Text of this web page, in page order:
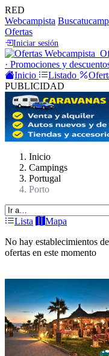
RED
Webcampista
Ofertas
Iniciar sesión
· Promociones y
Inicio
Listado
PUBLICIDAD
Inicio
Campings
Portugal
Porto
Lista
Mapa
No hay establecimientos
ofertas en este momento